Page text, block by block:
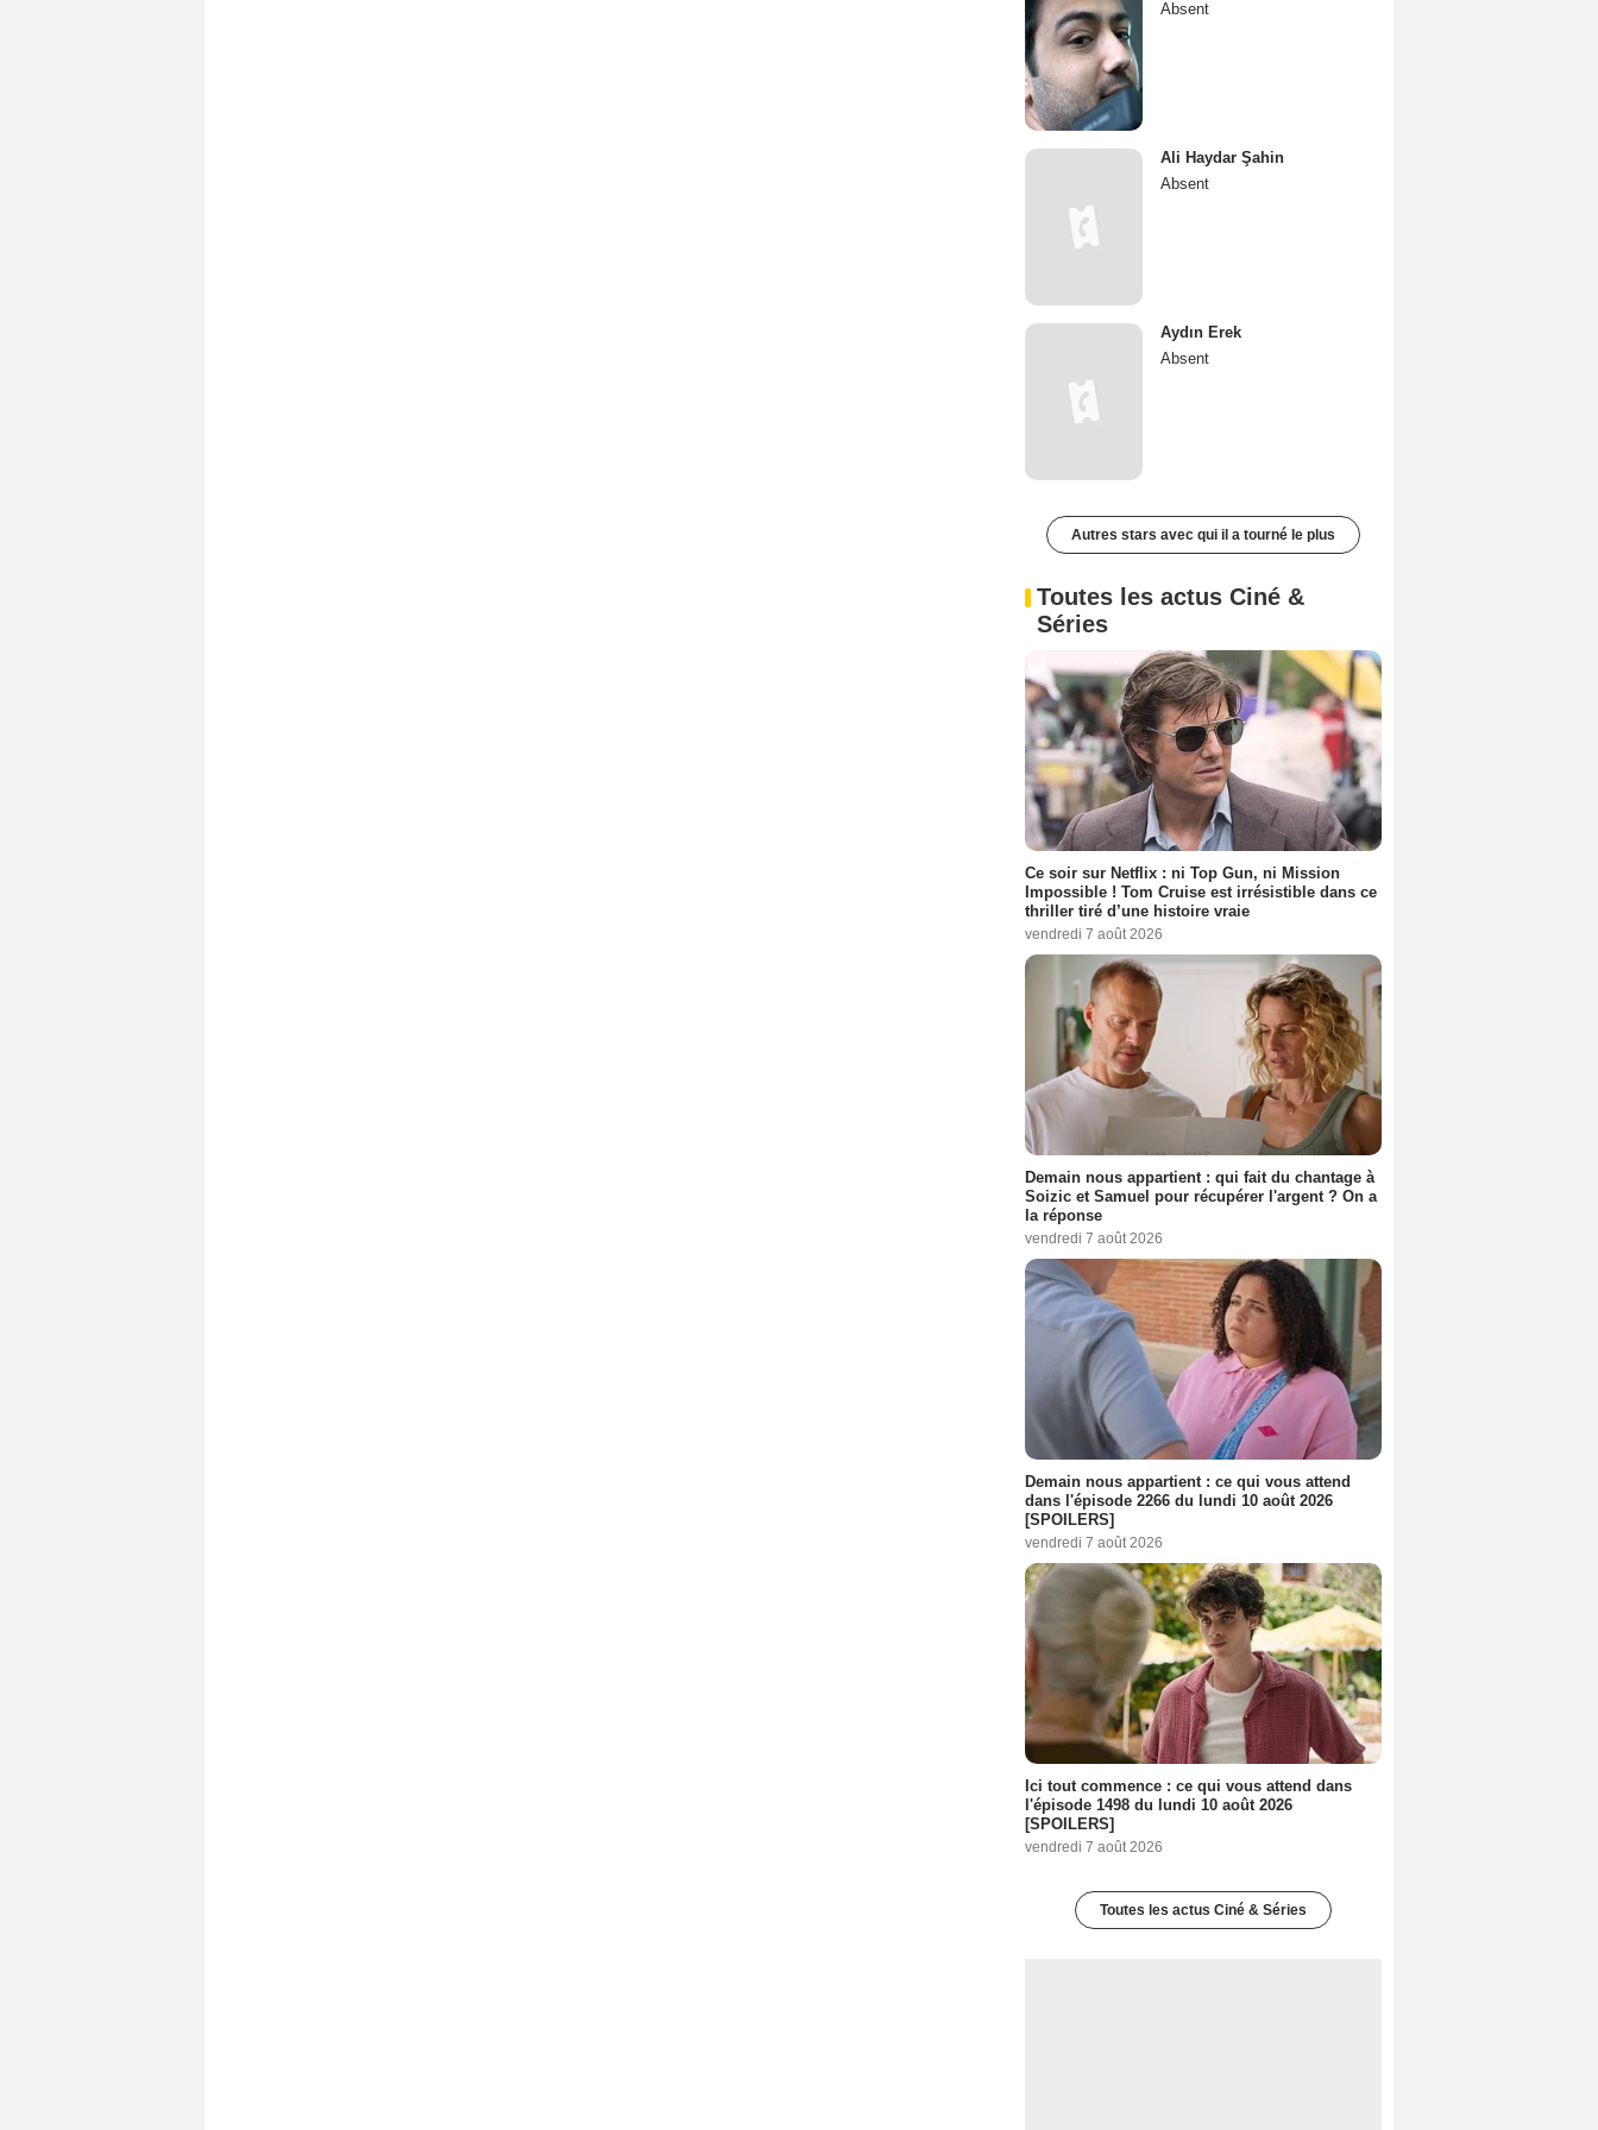
Absent
Ali Haydar Şahin
Absent
Aydın Erek
Absent
Autres stars avec qui il a tourné le plus
Toutes les actus Ciné &
Séries
Ce soir sur Netflix : ni Top Gun, ni Mission
Impossible ! Tom Cruise est irrésistible dans ce
thriller tiré d’une histoire vraie
vendredi 7 août 2026
Demain nous appartient : qui fait du chantage à
Soizic et Samuel pour récupérer l'argent ? On a
la réponse
vendredi 7 août 2026
Demain nous appartient : ce qui vous attend
dans l'épisode 2266 du lundi 10 août 2026
[SPOILERS]
vendredi 7 août 2026
Ici tout commence : ce qui vous attend dans
l'épisode 1498 du lundi 10 août 2026
[SPOILERS]
vendredi 7 août 2026
Toutes les actus Ciné & Séries